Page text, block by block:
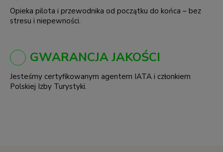
Opieka pilota i przewodnika od początku do końca – bez
stresu i niepewności.
GWARANCJA JAKOŚCI
Jesteśmy certyfikowanym agentem IATA i członkiem
Polskiej Izby Turystyki.